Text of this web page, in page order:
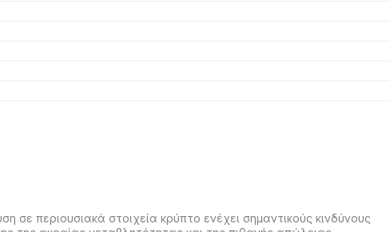
σε περιουσιακά στοιχεία κρύπτο ενέχει σημαντικούς κινδύνους